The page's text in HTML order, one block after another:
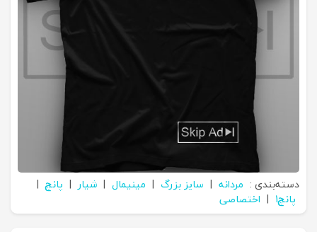
دسته‌بندی : مردانه | سایز بزرگ | مینیمال | شیار | پانچ |
پانچ1 | اختصاصی